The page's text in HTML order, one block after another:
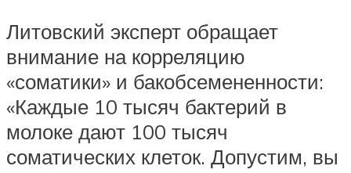
Литовский эксперт обращает
внимание на корреляцию
«соматики» и бакобсемененности:
«Каждые 10 тысяч бактерий в
молоке дают 100 тысяч
соматических клеток. Допустим, вы